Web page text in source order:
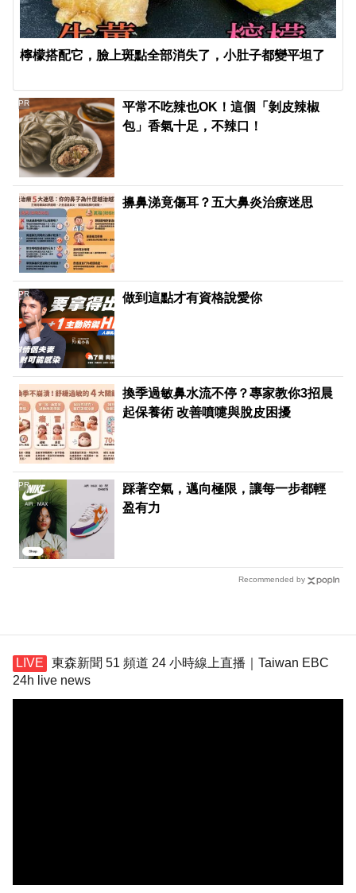
檸檬搭配它，臉上斑點全部消失了，小肚子都變平坦了
平常不吃辣也OK！這個「剝皮辣椒
包」香氣十足，不辣口！
PR
擤鼻涕竟傷耳？五大鼻炎治療迷思
做到這點才有資格說愛你
PR
換季過敏鼻水流不停？專家教你3招晨
起保養術 改善噴嚏與脫皮困擾
踩著空氣，邁向極限，讓每一步都輕
盈有力
PR
Recommended by
東森新聞 51 頻道 24 小時線上直播｜Taiwan EBC
24h live news